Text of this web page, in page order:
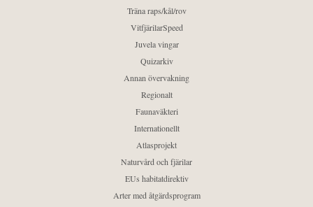
Träna raps/kål/rov
VitfjärilarSpeed
Juvela vingar
Quizarkiv
Annan övervakning
Regionalt
Faunaväkteri
Internationellt
Atlasprojekt
Naturvård och fjärilar
EUs habitatdirektiv
Arter med åtgärdsprogram